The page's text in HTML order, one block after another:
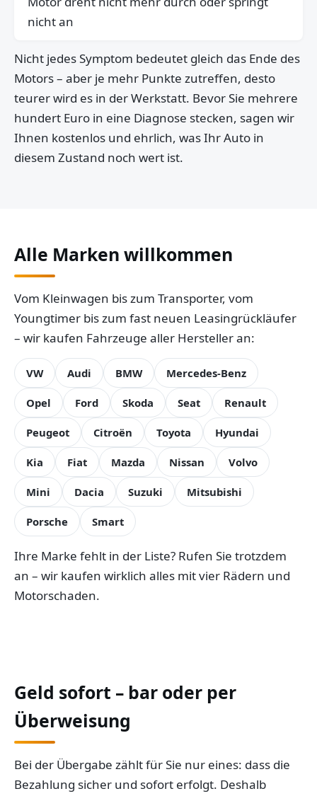
nicht an
Nicht jedes Symptom bedeutet gleich das Ende des
Motors – aber je mehr Punkte zutreffen, desto
teurer wird es in der Werkstatt. Bevor Sie mehrere
hundert Euro in eine Diagnose stecken, sagen wir
Ihnen kostenlos und ehrlich, was Ihr Auto in
diesem Zustand noch wert ist.
Alle Marken willkommen
Vom Kleinwagen bis zum Transporter, vom
Youngtimer bis zum fast neuen Leasingrückläufer
– wir kaufen Fahrzeuge aller Hersteller an:
VW Audi BMW Mercedes-Benz
Opel Ford Skoda Seat Renault
Peugeot Citroën Toyota Hyundai
Kia Fiat Mazda Nissan Volvo
Mini Dacia Suzuki Mitsubishi
Porsche Smart
Ihre Marke fehlt in der Liste? Rufen Sie trotzdem
an – wir kaufen wirklich alles mit vier Rädern und
Motorschaden.
Geld sofort – bar oder per
Überweisung
Bei der Übergabe zählt für Sie nur eines: dass die
Bezahlung sicher und sofort erfolgt. Deshalb